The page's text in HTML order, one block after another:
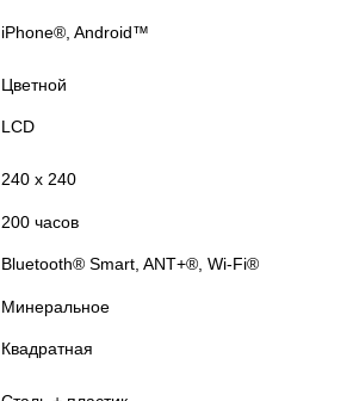
iPhone®, Android™
Цветной
LCD
240 x 240
200 часов
Bluetooth® Smart, ANT+®, Wi-Fi®
Минеральное
Квадратная